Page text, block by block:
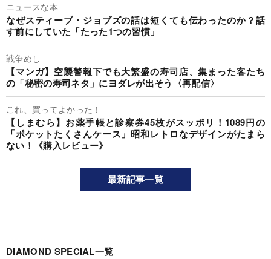
ニュースな本
なぜスティーブ・ジョブズの話は短くても伝わったのか？話
す前にしていた「たった1つの習慣」
戦争めし
【マンガ】空襲警報下でも大繁盛の寿司店、集まった客たち
の「秘密の寿司ネタ」にヨダレが出そう〈再配信〉
これ、買ってよかった！
【しまむら】お薬手帳と診察券45枚がスッポリ！1089円の
「ポケットたくさんケース」昭和レトロなデザインがたまら
ない！《購入レビュー》
最新記事一覧
DIAMOND SPECIAL一覧